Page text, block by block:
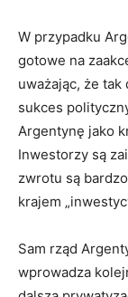
W przypadku
gotowe na
uważając, że
sukces
Argentynę jako
Inwestorzy są
zwrotu są
krajem
Sam rząd
wprowadza